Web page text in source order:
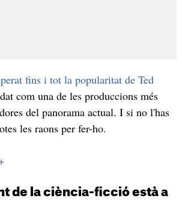
fins i tot la popularitat de Ted
com una de les produccions més
del panorama actual. I si no l'has
les raons per fer-ho.
de la ciència-ficció està a